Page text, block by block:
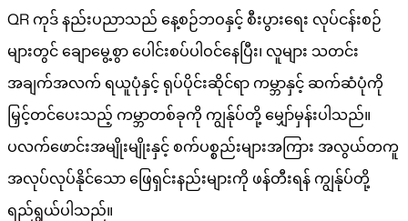
QR ကုဒ် နည်းပညာသည် နေ့စဉ်ဘဝနှင့် စီးပွားရေး လုပ်ငန်းစဉ်
များတွင် ချောမွေ့စွာ ပေါင်းစပ်ပါဝင်နေပြီး၊ လူများ သတင်း
အချက်အလက် ရယူပုံနှင့် ရုပ်ပိုင်းဆိုင်ရာ ကမ္ဘာနှင့် ဆက်ဆံပုံကို
မြှင့်တင်ပေးသည့် ကမ္ဘာတစ်ခုကို ကျွန်ုပ်တို့ မျှော်မှန်းပါသည်။
ပလက်ဖောင်းအမျိုးမျိုးနှင့် စက်ပစ္စည်းများအကြား အလွယ်တကူ
အလုပ်လုပ်နိုင်သော ဖြေရှင်းနည်းများကို ဖန်တီးရန် ကျွန်ုပ်တို့
ရည်ရွယ်ပါသည်။